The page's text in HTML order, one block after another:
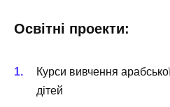
Освітні проекти:
Курси вивчення
дітей